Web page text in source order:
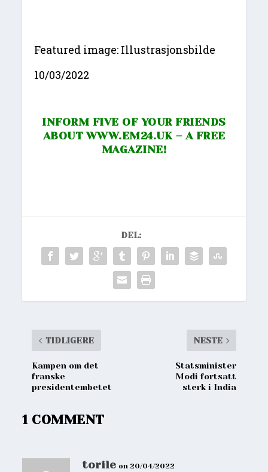
Featured image: Illustrasjonsbilde
10/03/2022
INFORM FIVE OF YOUR FRIENDS
ABOUTWWW.EM24.UK– A FREE
MAGAZINE!
DEL:
TIDLIGERE
Kampen om det
franske
presidentembetet
NESTE
Statsminister
Modi fortsatt
sterk i India
1 COMMENT
torile on 20/04/2022